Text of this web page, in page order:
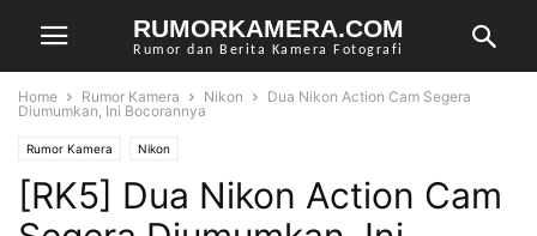
RUMORKAMERA.COM
Rumor dan Berita Kamera Fotografi
Home Rumor Kamera Nikon
Dua Nikon Action Cam Segera
Diumumkan, Ini Bocorannya
Rumor Kamera Nikon
[RK5] Dua Nikon Action Cam